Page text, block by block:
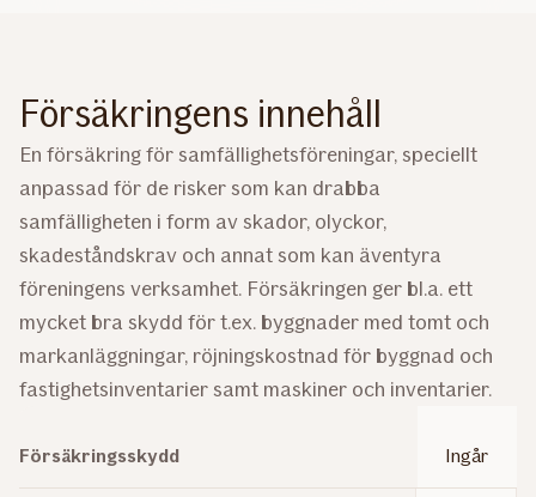
Försäkringens innehåll
​En försäkring för samfällighetsföreningar, speciellt
anpassad för de risker som kan drabba
samfälligheten i form av skador, olyckor,
skadeståndskrav och annat som kan äventyra
föreningens verksamhet. Försäkringen ger bl.a. ett
mycket bra skydd för t.ex. byggnader med tomt och
markanläggningar, röjningskostnad för byggnad och
fastighetsinventarier samt maskiner och inventarier.
Försäkringsskydd Ingår